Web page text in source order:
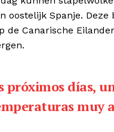
[
oostelijk Spanje.
de Canarische
próximos días,
muy